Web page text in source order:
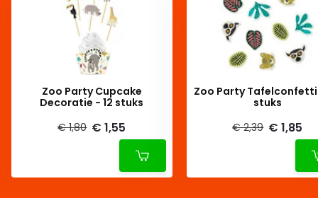
Zoo Party Cupcake
Decoratie - 12 stuks
€ 1,80 € 1,55
Zoo Party
stuks
€ 2,39 € 1,85